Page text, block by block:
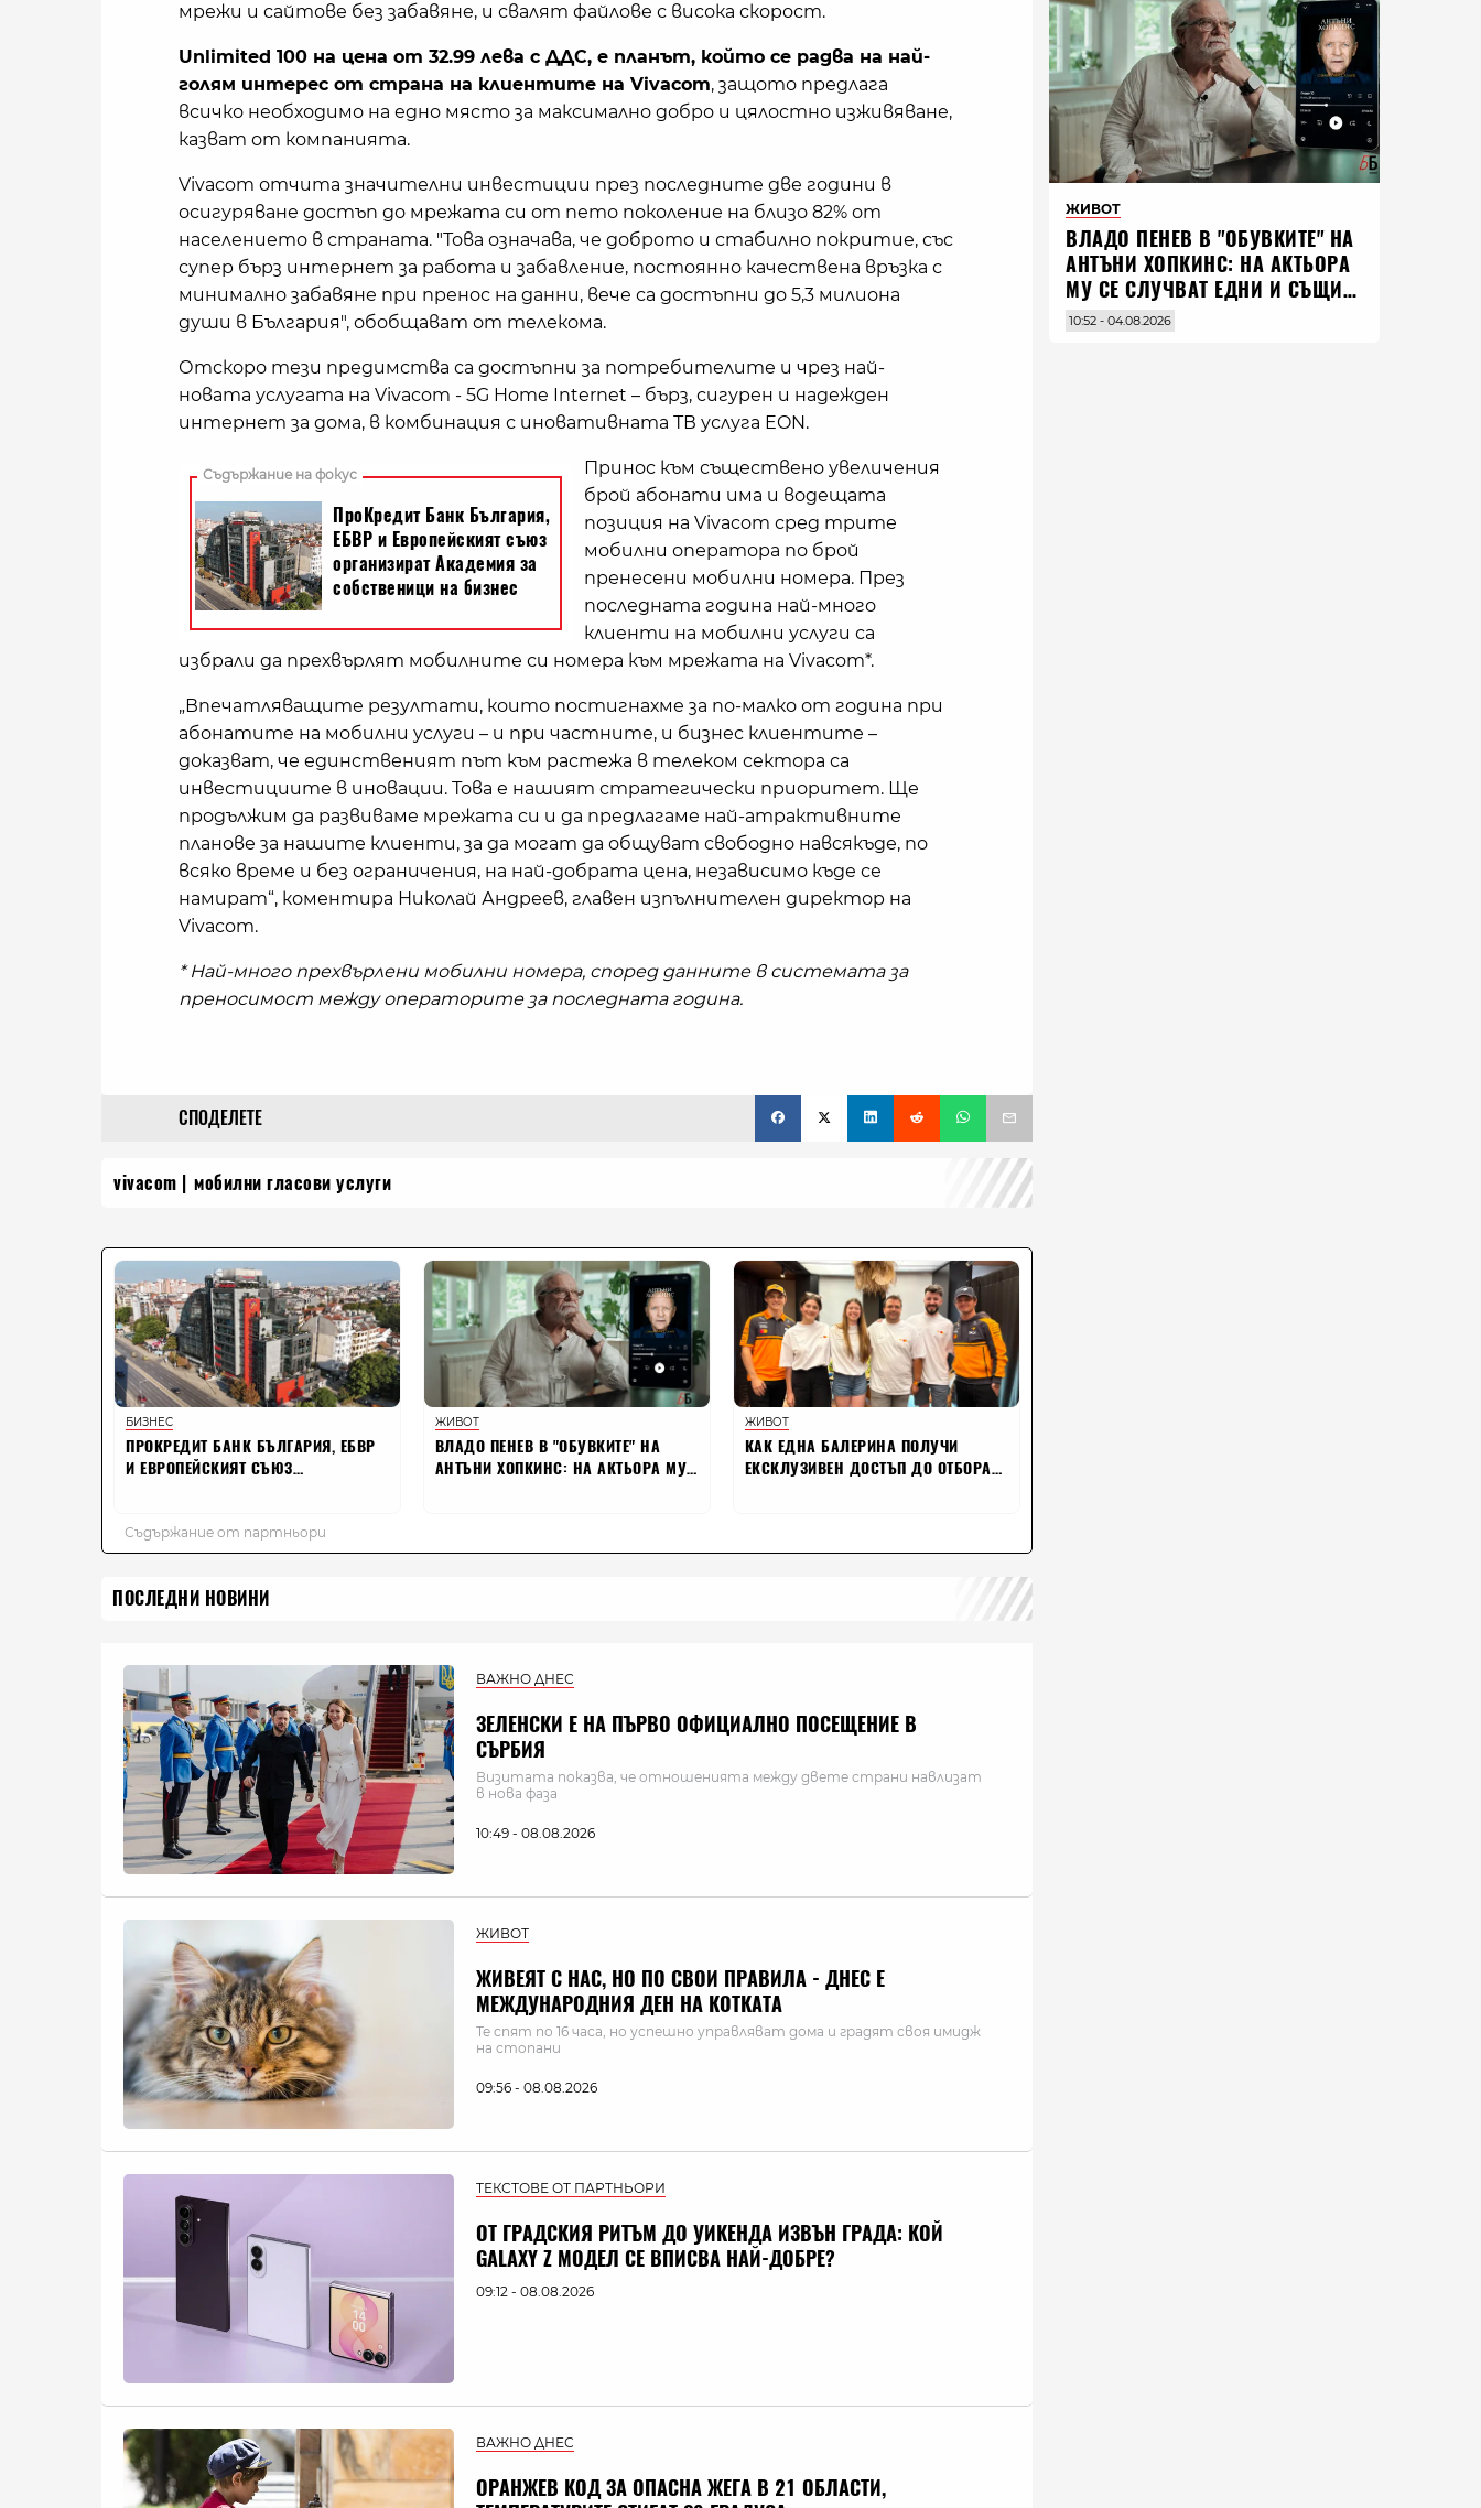
мрежи и сайтове без забавяне, и свалят файлове с висока скорост.
Unlimited 100 на цена от 32.99 лева с ДДС, е планът, който се радва на най-
голям интерес от страна на клиентите на Vivacom, защото предлага
всичко необходимо на едно място за максимално добро и цялостно изживяване,
казват от компанията.
Vivacom отчита значителни инвестиции през последните две години в
осигуряване достъп до мрежата си от пето поколение на близо 82% от
населението в страната. "Това означава, че доброто и стабилно покритие, със
супер бърз интернет за работа и забавление, постоянно качествена връзка с
минимално забавяне при пренос на данни, вече са достъпни до 5,3 милиона
души в България", обобщават от телекома.
Отскоро тези предимства са достъпни за потребителите и чрез най-
новата услугата на Vivacom - 5G Home Internet – бърз, сигурен и надежден
интернет за дома, в комбинация с иновативната ТВ услуга EON.
Принос към съществено увеличения
брой абонати има и водещата
позиция на Vivacom сред трите
мобилни оператора по брой
пренесени мобилни номера. През
последната година най-много
клиенти на мобилни услуги са
избрали да прехвърлят мобилните си номера към мрежата на Vivacom*.
„Впечатляващите резултати, които постигнахме за по-малко от година при
абонатите на мобилни услуги – и при частните, и бизнес клиентите –
доказват, че единственият път към растежа в телеком сектора са
инвестициите в иновации. Това е нашият стратегически приоритет. Ще
продължим да развиваме мрежата си и да предлагаме най-атрактивните
планове за нашите клиенти, за да могат да общуват свободно навсякъде, по
всяко време и без ограничения, на най-добрата цена, независимо къде се
намират“, коментира Николай Андреев, главен изпълнителен директор на
Vivacom.
* Най-много прехвърлени мобилни номера, според данните в системата за
преносимост между операторите за последната година.
СПОДЕЛЕТЕ
vivacom мобилни гласови услуги
ПОСЛЕДНИ НОВИНИ
ВАЖНО ДНЕС
ЗЕЛЕНСКИ Е НА ПЪРВО ОФИЦИАЛНО ПОСЕЩЕНИЕ В
СЪРБИЯ
Визитата показва, че отношенията между двете страни навлизат
в нова фаза
10:49 - 08.08.2026
ЖИВОТ
ЖИВЕЯТ С НАС, НО ПО СВОИ ПРАВИЛА - ДНЕС Е
МЕЖДУНАРОДНИЯ ДЕН НА КОТКАТА
Те спят по 16 часа, но успешно управляват дома и градят своя имидж
на стопани
09:56 - 08.08.2026
ТЕКСТОВЕ ОТ ПАРТНЬОРИ
ОТ ГРАДСКИЯ РИТЪМ ДО УИКЕНДА ИЗВЪН ГРАДА: КОЙ
GALAXY Z МОДЕЛ СЕ ВПИСВА НАЙ-ДОБРЕ?
09:12 - 08.08.2026
ВАЖНО ДНЕС
ОРАНЖЕВ КОД ЗА ОПАСНА ЖЕГА В 21 ОБЛАСТИ,
ЖИВОТ
ВЛАДO ПЕНЕВ В "ОБУВКИТЕ" НА
АНТЪНИ ХОПКИНС: НА АКТЬОРА
МУ СЕ СЛУЧВАТ ЕДНИ И СЪЩИ
НЕЩА ПО ЦЕЛИЯ СВЯТ
10:52 - 04.08.2026